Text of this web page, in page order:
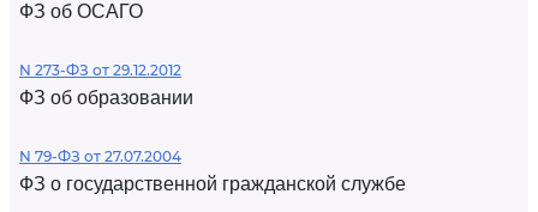
ФЗ об ОСАГО
N 273-ФЗ от 29.12.2012
ФЗ об образовании
N 79-ФЗ от 27.07.2004
ФЗ о государственной гражданской службе